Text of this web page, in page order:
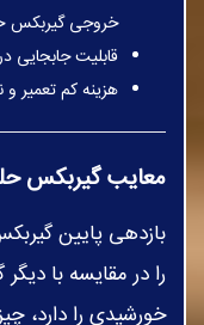
خروجی گیربکس
قابلیت
هزینه کم تعمیر و
معایب گیربکس
بازدهی پایین
را در مقایسه با